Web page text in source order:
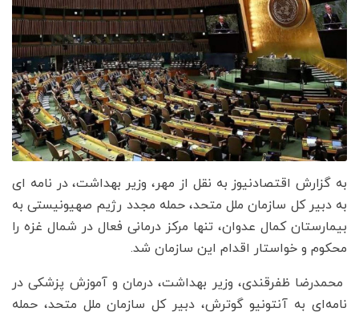
به گزارش اقتصادنیوز به نقل از مهر، وزیر بهداشت، در نامه ای
به دبیر کل سازمان ملل متحد، حمله مجدد رژیم صهیونیستی به
بیمارستان کمال عدوان، تنها مرکز درمانی فعال در شمال غزه را
محکوم و خواستار اقدام این سازمان شد.
محمدرضا ظفرقندی، وزیر بهداشت، درمان و آموزش پزشکی در
نامه‌ای به آنتونیو گوترش، دبیر کل سازمان ملل متحد، حمله